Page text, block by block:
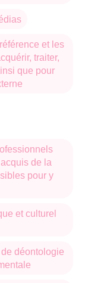
et les
traiter,
que pour
de la
pour y
et culturel
déontologie